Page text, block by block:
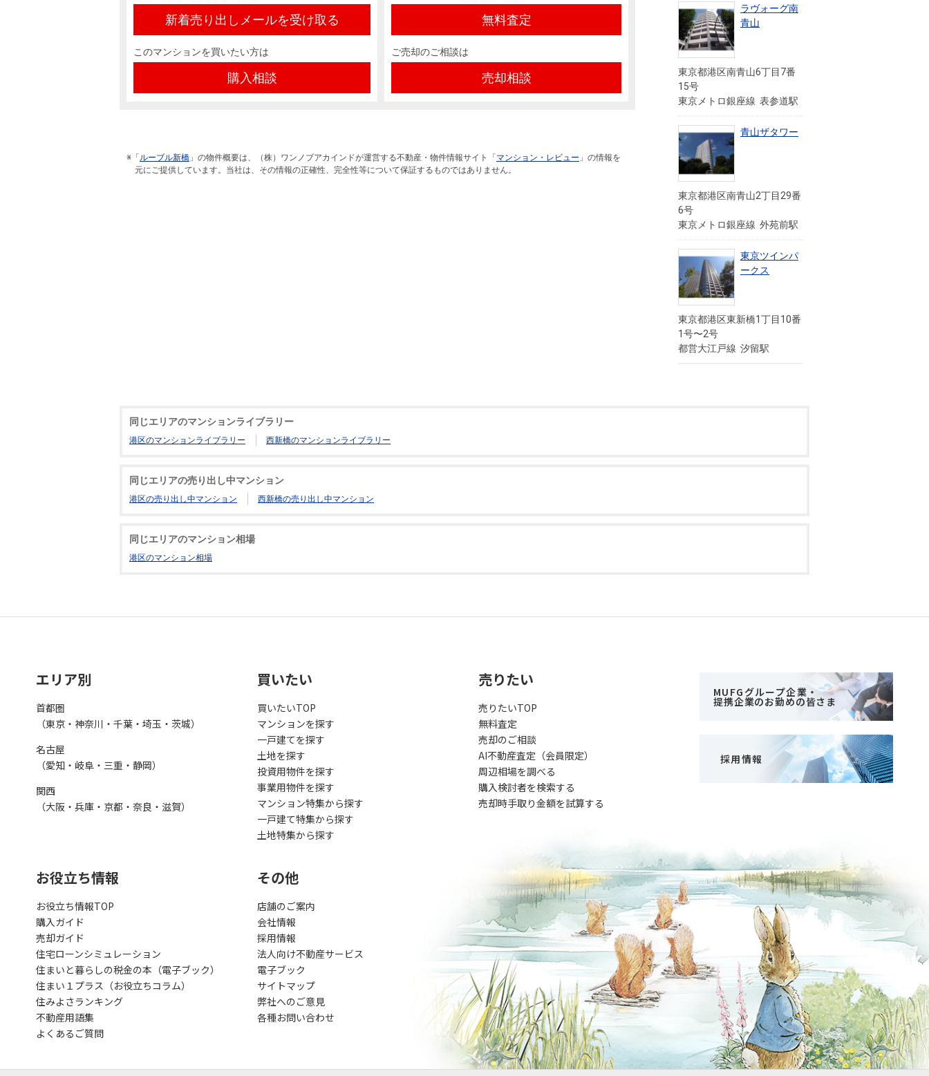
新着売り出しメールを受け取る
このマンションを買いたい方は
購入相談
無料査定
ご売却のご相談は
売却相談
※「 ルーブル新橋 」の物件概要は、（株）ワンノブアカインドが運営する不動産・物件情報サイト「 マンション・レビュー 」の情報を
元にご提供しています。当社は、その情報の正確性、完全性等について保証するものではありません。
ラヴォーグ南
青山
東京都港区南青山6丁目7番
15号
東京メトロ銀座線 表参道駅
青山ザタワー
東京都港区南青山2丁目29番
6号
東京メトロ銀座線 外苑前駅
東京ツインパ
ークス
東京都港区東新橋1丁目10番
1号〜2号
都営大江戸線 汐留駅
同じエリアのマンションライブラリー
港区のマンションライブラリー 西新橋のマンションライブラリー
同じエリアの売り出し中マンション
港区の売り出し中マンション 西新橋の売り出し中マンション
同じエリアのマンション相場
港区のマンション相場
エリア別
首都圏
（東京・神奈川・千葉・埼玉・茨城）
名古屋
（愛知・岐阜・三重・静岡）
関西
（大阪・兵庫・京都・奈良・滋賀）
買いたい
買いたいTOP
マンションを探す
一戸建てを探す
土地を探す
投資用物件を探す
事業用物件を探す
マンション特集から探す
一戸建て特集から探す
土地特集から探す
売りたい
売りたいTOP
無料査定
売却のご相談
AI不動産査定（会員限定）
周辺相場を調べる
購入検討者を検索する
売却時手取り金額を試算する
MUFGグループ企業・
提携企業のお勤めの皆さま
採用情報
お役立ち情報
お役立ち情報TOP
購入ガイド
売却ガイド
住宅ローンシミュレーション
住まいと暮らしの税金の本（電子ブック）
住まい１プラス（お役立ちコラム）
住みよさランキング
不動産用語集
よくあるご質問
その他
店舗のご案内
会社情報
採用情報
法人向け不動産サービス
電子ブック
サイトマップ
弊社へのご意見
各種お問い合わせ